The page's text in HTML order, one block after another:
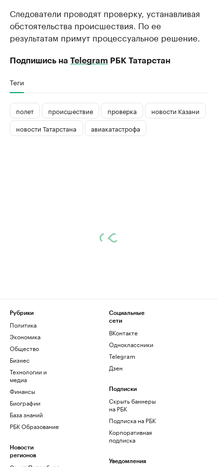
Следователи проводят проверку, устанавливая
обстоятельства происшествия. По ее
результатам примут процессуальное решение.
Подпишись на Telegram РБК Татарстан
Теги
полет происшествие проверка
новости Казани
новости Татарстана
авиакатастрофа
Рубрики
Политика
Экономика
Общество
Бизнес
Технологии и
медиа
Финансы
Биографии
База знаний
РБК Образование
Новости
регионов
Социальные
сети
ВКонтакте
Одноклассники
Telegram
Дзен
Подписки
Скрыть баннеры
на РБК
Подписка на РБК
Корпоративная
подписка
Уведомления